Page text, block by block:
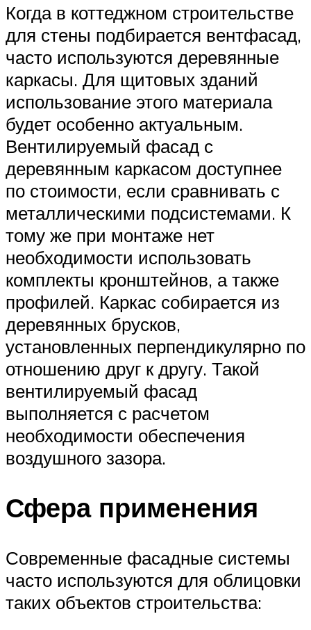
Когда в коттеджном строительстве
для стены подбирается вентфасад,
часто используются деревянные
каркасы. Для щитовых зданий
использование этого материала
будет особенно актуальным.
Вентилируемый фасад с
деревянным каркасом доступнее
по стоимости, если сравнивать с
металлическими подсистемами. К
тому же при монтаже нет
необходимости использовать
комплекты кронштейнов, а также
профилей. Каркас собирается из
деревянных брусков,
установленных перпендикулярно по
отношению друг к другу. Такой
вентилируемый фасад
выполняется с расчетом
необходимости обеспечения
воздушного зазора.
Сфера применения
Современные фасадные системы
часто используются для облицовки
таких объектов строительства: